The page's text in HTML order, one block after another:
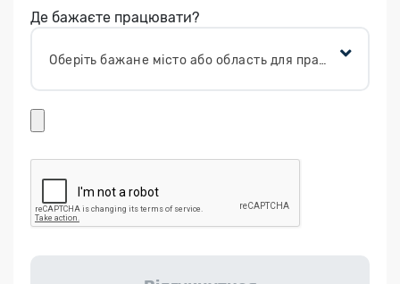
Де бажаєте працювати?
Оберіть бажане місто або область для працевлаштування